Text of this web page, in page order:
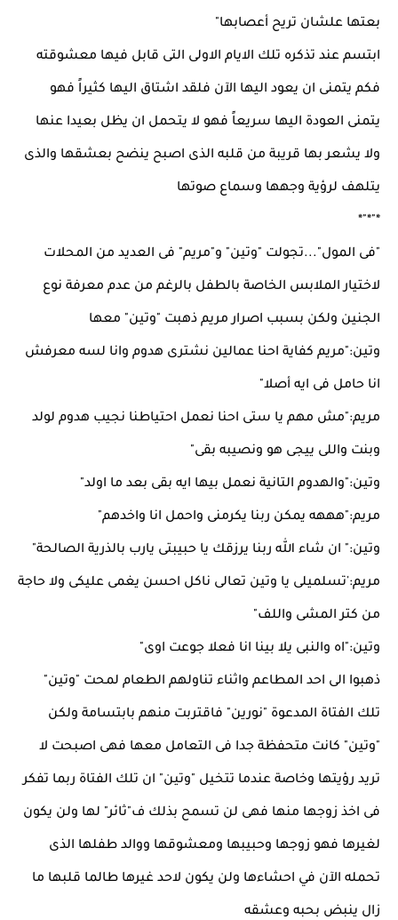
بعتها علشان تريح أعصابها"
ابتسم عند تذكره تلك الايام الاولى التى قابل فيها معشوقته
فكم يتمنى ان يعود اليها الآن فلقد اشتاق اليها كثيراً فهو
يتمنى العودة اليها سريعاً فهو لا يتحمل ان يظل بعيدا عنها
ولا يشعر بها قريبة من قلبه الذى اصبح ينضح بعشقها والذى
يتلهف لرؤية وجهها وسماع صوتها
*"*"*
"فى المول"...تجولت "وتين" و"مريم" فى العديد من المحلات
لاختيار الملابس الخاصة بالطفل بالرغم من عدم معرفة نوع
الجنين ولكن بسبب اصرار مريم ذهبت "وتين" معها
وتين:"مريم كفاية احنا عمالين نشترى هدوم وانا لسه معرفش
انا حامل فى ايه أصلا"
مريم:"مش مهم يا ستى احنا نعمل احتياطنا نجيب هدوم لولد
وبنت واللى ييجى هو ونصيبه بقى"
وتين:"والهدوم التانية نعمل بيها ايه بقى بعد ما اولد"
مريم:"هههه يمكن ربنا يكرمنى واحمل انا واخدهم"
وتين:" ان شاء الله ربنا يرزقك يا حبيبتى يارب بالذرية الصالحة"
مريم:'تسلميلى يا وتين تعالى ناكل احسن يغمى عليكى ولا حاجة
من كتر المشى واللف"
وتين:"اه والنبى يلا بينا انا فعلا جوعت اوى"
ذهبوا الى احد المطاعم واثناء تناولهم الطعام لمحت "وتين"
تلك الفتاة المدعوة "نورين" فاقتربت منهم بابتسامة ولكن
"وتين" كانت متحفظة جدا فى التعامل معها فهى اصبحت لا
تريد رؤيتها وخاصة عندما تتخيل "وتين" ان تلك الفتاة ربما تفكر
فى اخذ زوجها منها فهى لن تسمح بذلك ف"ثائر" لها ولن يكون
لغيرها فهو زوجها وحبيبها ومعشوقها ووالد طفلها الذى
تحمله الآن في احشاءها ولن يكون لاحد غيرها طالما قلبها ما
زال ينبض بحبه وعشقه